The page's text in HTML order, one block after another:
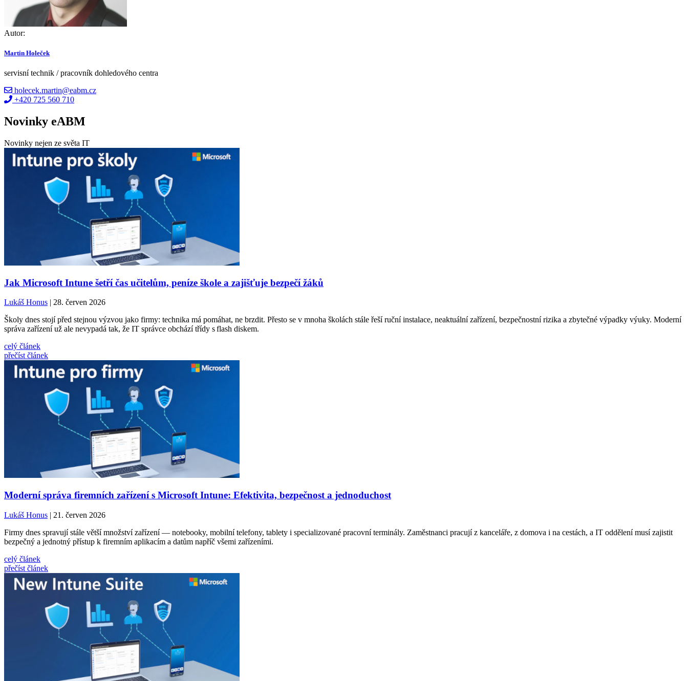
Autor:
Martin Holeček
servisní technik / pracovník dohledového centra
holecek.martin@eabm.cz
+420 725 560 710
Novinky eABM
Novinky nejen ze světa IT
Jak Microsoft Intune šetří čas učitelům, peníze škole a zajišťuje bezpečí žáků
Lukáš Honus | 28. červen 2026
Školy dnes stojí před stejnou výzvou jako firmy: technika má pomáhat, ne brzdit. Přesto se v mnoha školách stále řeší ruční instalace, neaktuální zařízení, bezpečnostní rizika a zbytečné výpadky výuky. Moderní
správa zařízení už ale nevypadá tak, že IT správce obchází třídy s flash diskem.
celý článek
přečíst článek
Moderní správa firemních zařízení s Microsoft Intune: Efektivita, bezpečnost a jednoduchost
Lukáš Honus | 21. červen 2026
Firmy dnes spravují stále větší množství zařízení — notebooky, mobilní telefony, tablety i specializované pracovní terminály. Zaměstnanci pracují z kanceláře, z domova i na cestách, a IT oddělení musí zajistit
bezpečný a jednotný přístup k firemním aplikacím a datům napříč všemi zařízeními.
celý článek
přečíst článek